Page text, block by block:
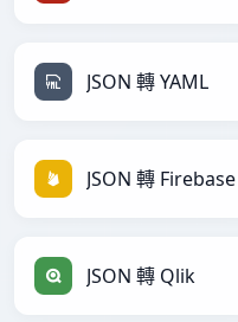
JSON 轉 YAML
JSON 轉 Firebase
JSON 轉 Qlik